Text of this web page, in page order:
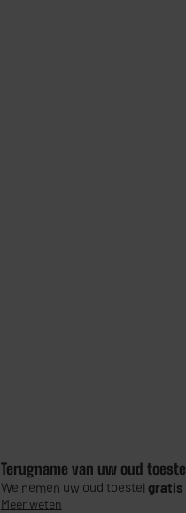
Terugname van uw oud toestel
We nemen uw oud toestel gratis
Meer weten